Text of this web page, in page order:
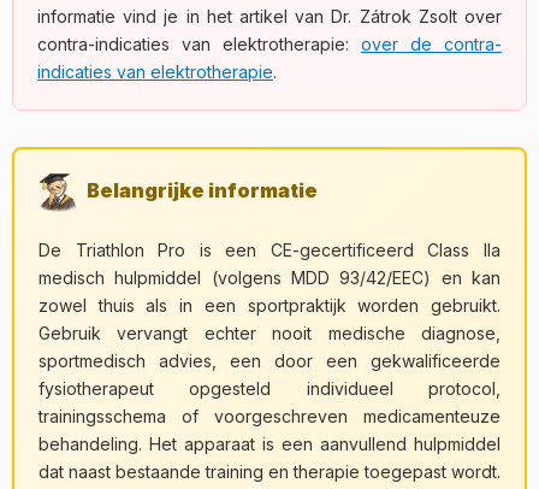
informatie vind je in het artikel van Dr. Zátrok Zsolt over
contra-indicaties van elektrotherapie: over de contra-
indicaties van elektrotherapie.
Belangrijke informatie
De Triathlon Pro is een CE-gecertificeerd Class IIa
medisch hulpmiddel (volgens MDD 93/42/EEC) en kan
zowel thuis als in een sportpraktijk worden gebruikt.
Gebruik vervangt echter nooit medische diagnose,
sportmedisch advies, een door een gekwalificeerde
fysiotherapeut opgesteld individueel protocol,
trainingsschema of voorgeschreven medicamenteuze
behandeling. Het apparaat is een aanvullend hulpmiddel
dat naast bestaande training en therapie toegepast wordt.